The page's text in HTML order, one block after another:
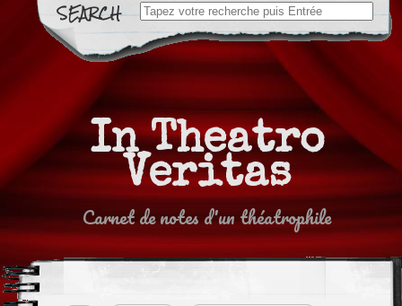
Search
for:
In Theatro
Veritas
Carnet de notes d'un théatrophile